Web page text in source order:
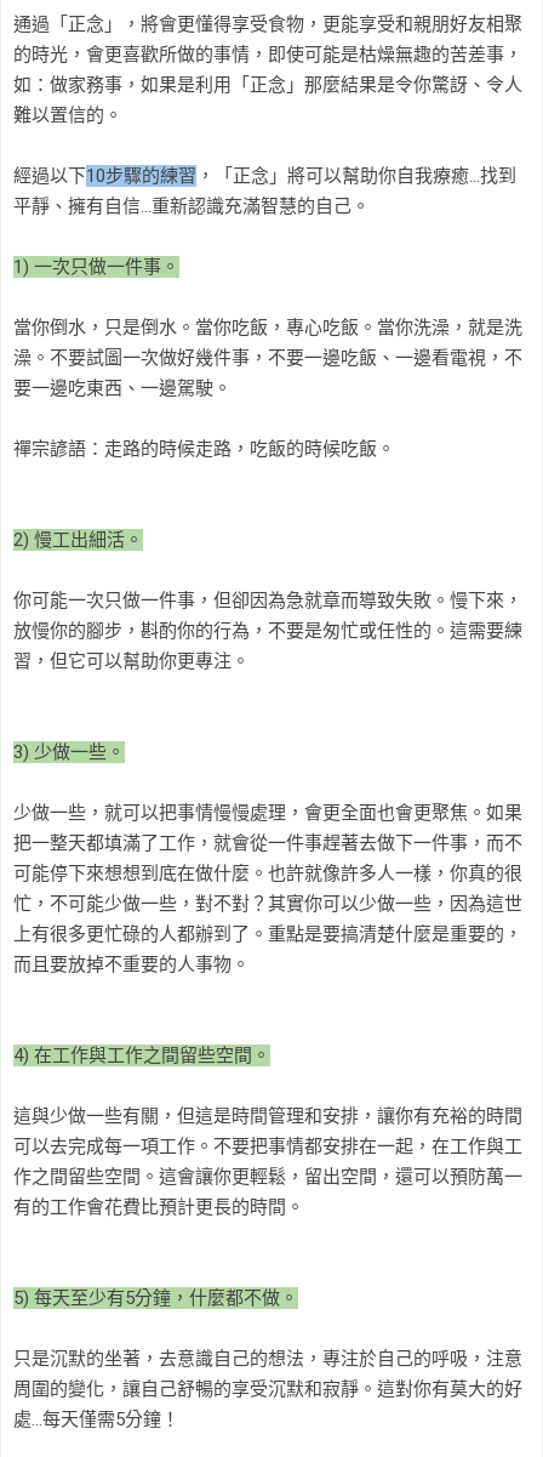
通過「正念」，將會更懂得享受食物，更能享受和親朋好友相聚
的時光，會更喜歡所做的事情，即使可能是枯燥無趣的苦差事，
如：做家務事，如果是利用「正念」那麼結果是令你驚訝、令人
難以置信的。
經過以下10步驟的練習 ，「正念」將可以幫助你自我療癒…找到
平靜、擁有自信…重新認識充滿智慧的自己。
1) 一次只做一件事。
當你倒水，只是倒水。當你吃飯，專心吃飯。當你洗澡，就是洗
澡。不要試圖一次做好幾件事，不要一邊吃飯、一邊看電視，不
要一邊吃東西、一邊駕駛。
禪宗諺語：走路的時候走路，吃飯的時候吃飯。
2) 慢工出細活。
你可能一次只做一件事，但卻因為急就章而導致失敗。慢下來，
放慢你的腳步，斟酌你的行為，不要是匆忙或任性的。這需要練
習，但它可以幫助你更專注。
3) 少做一些。
少做一些，就可以把事情慢慢處理，會更全面也會更聚焦。如果
把一整天都填滿了工作，就會從一件事趕著去做下一件事，而不
可能停下來想想到底在做什麼。也許就像許多人一樣，你真的很
忙，不可能少做一些，對不對？其實你可以少做一些，因為這世
上有很多更忙碌的人都辦到了。重點是要搞清楚什麼是重要的，
而且要放掉不重要的人事物。
4) 在工作與工作之間留些空間。
這與少做一些有關，但這是時間管理和安排，讓你有充裕的時間
可以去完成每一項工作。不要把事情都安排在一起，在工作與工
作之間留些空間。這會讓你更輕鬆，留出空間，還可以預防萬一
有的工作會花費比預計更長的時間。
5) 每天至少有5分鐘，什麼都不做。
只是沉默的坐著，去意識自己的想法，專注於自己的呼吸，注意
周圍的變化，讓自己舒暢的享受沉默和寂靜。這對你有莫大的好
處…每天僅需5分鐘！